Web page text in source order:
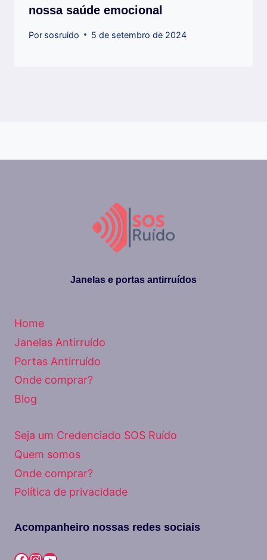
nossa saúde emocional
Por sosruido 5 de setembro de 2024
Janelas e portas antirruídos
Home
Janelas Antirruído
Portas Antirruído
Onde comprar?
Blog
Seja um Credenciado SOS Ruído
Quem somos
Onde comprar?
Política de privacidade
Acompanheiro nossas redes sociais